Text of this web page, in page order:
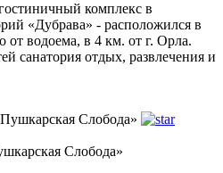
комплекс в
«Дубрава» - расположился в
от водоема, в 4 км. от г. Орла.
санатория отдых, развлечения и
Слобода»